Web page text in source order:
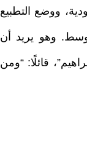
ووضع التطبيع
وهو يريد أن
قائلًا: “ومن